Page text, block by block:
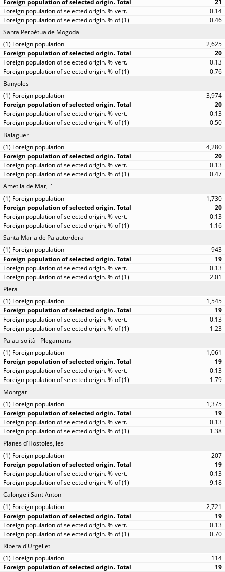
21
0.14
0.46
Santa Perpètua de Mogoda
2,625
20
0.13
0.76
Banyoles
3,974
20
0.13
0.50
Balaguer
4,280
20
0.13
0.47
Ametlla de Mar, l'
1,730
20
0.13
1.16
Santa Maria de Palautordera
943
19
0.13
2.01
Piera
1,545
19
0.13
1.23
Palau-solità i Plegamans
1,061
19
0.13
1.79
Montgat
1,375
19
0.13
1.38
Planes d'Hostoles, les
207
19
0.13
9.18
Calonge i Sant Antoni
2,721
19
0.13
0.70
Ribera d'Urgellet
114
19